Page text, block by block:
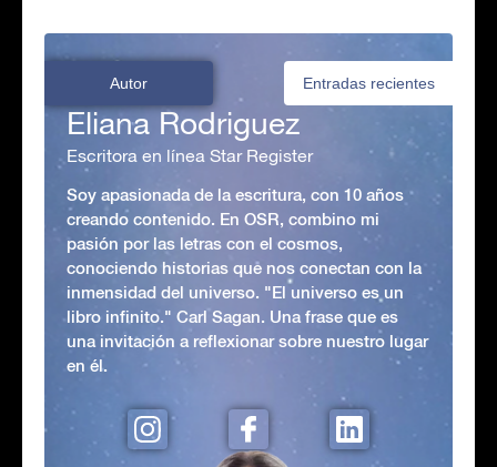
Autor Entradas recientes
Eliana Rodriguez
Escritora en línea Star Register
Soy apasionada de la escritura, con 10 años
creando contenido. En OSR, combino mi
pasión por las letras con el cosmos,
conociendo historias que nos conectan con la
inmensidad del universo. "El universo es un
libro infinito." Carl Sagan. Una frase que es
una invitación a reflexionar sobre nuestro lugar
en él.